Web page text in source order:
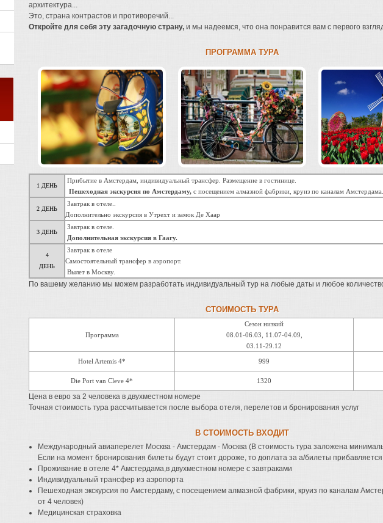
архитектура...
Это, страна контрастов и противоречий...
Откройте для себя эту загадочную страну, и мы надеемся, что она понравится вам с первого
ПРОГРАММА ТУРА
1 ДЕНЬ
Прибытие в Амстердам, индивидуальный трансфер. Размещение в гостинице.
Пешеходная экскурсия по Амстердаму, с посещением алмазной фабрики, круиз по каналам Амстердама.
2 ДЕНЬ
Завтрак в отеле..
Дополнительно экскурсия в Утрехт и замок Де Хаар
3 ДЕНЬ
Завтрак в отеле.
Дополнительная экскурсия в Гаагу.
4
ДЕНЬ
Завтрак в отеле
Самостоятельный трансфер в аэропорт.
Вылет в Москву.
По вашему желанию мы можем разработать индивидуальный тур на любые даты и любое
СТОИМОСТЬ ТУРА
Программа
Сезон низкий
08.01-06.03, 11.07-04.09,
03.11-29.12
Hotel Artemis 4* 999
Die Port van Cleve 4* 1320
Цена в евро за 2 человека в двухместном номере
Точная стоимость тура рассчитывается после выбора отеля, перелетов и бронирования услуг
В СТОИМОСТЬ ВХОДИТ
Международный авиаперелет Москва - Амстердам - Москва (В стоимость тура заложена
Если на момент бронирования билеты будут стоит дороже, то доплата за а/билеты прибавляется
Проживание в отеле 4* Амстердама,в двухместном номере с завтраками
Индивидуальный трансфер из аэропорта
Пешеходная экскурсия по Амстердаму, с посещением алмазной фабрики, круиз по каналам
от 4 человек)
Медицинская страховка